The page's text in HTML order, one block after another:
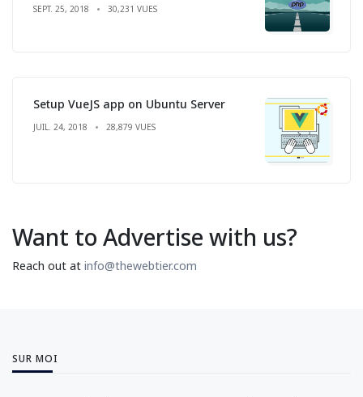
SEPT. 25, 2018 30,231 VUES
Setup VueJS app on Ubuntu Server
JUIL. 24, 2018 28,879 VUES
Want to Advertise with us?
Reach out at info@thewebtier.com
SUR MOI